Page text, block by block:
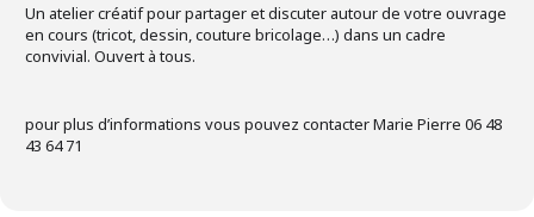
Un atelier créatif pour partager et discuter autour de votre ouvrage
en cours (tricot, dessin, couture bricolage…) dans un cadre
convivial. Ouvert à tous.
pour plus d’informations vous pouvez contacter Marie Pierre 06 48
43 64 71